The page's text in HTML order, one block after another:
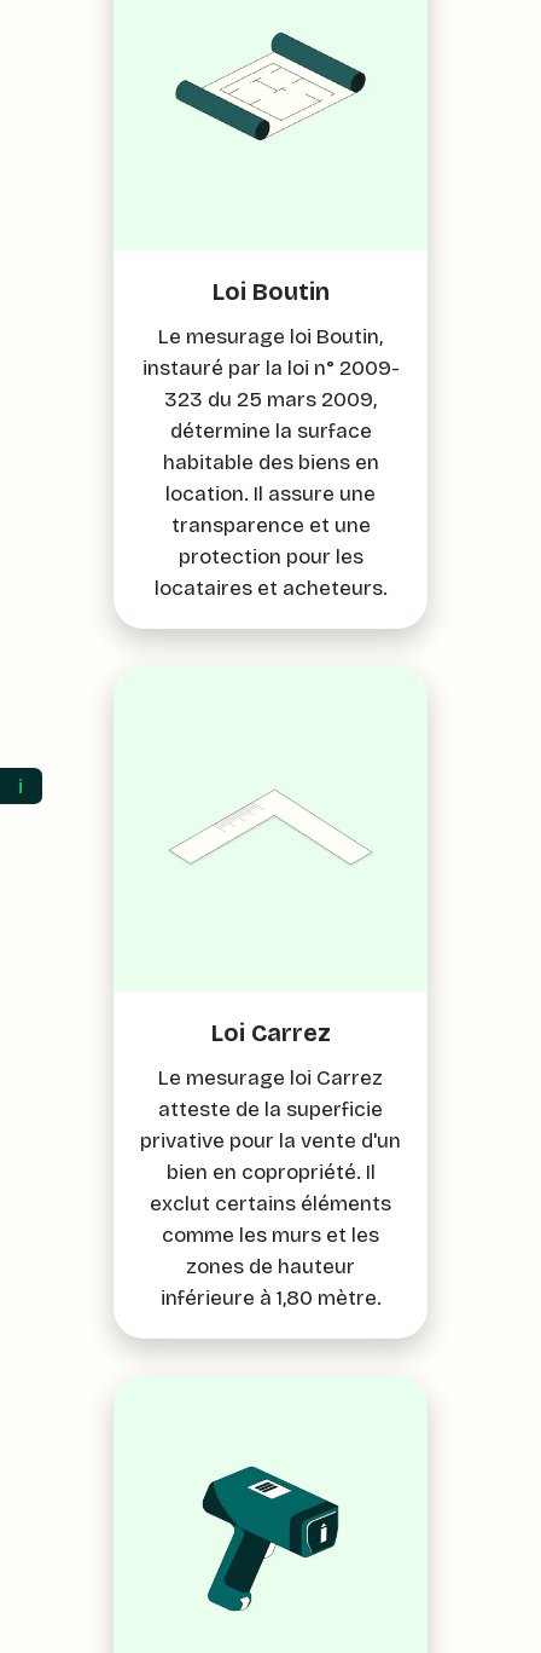
Loi Boutin
Le mesurage loi Boutin,
instauré par la loi n° 2009-
323 du 25 mars 2009,
détermine la surface
habitable des biens en
location. Il assure une
transparence et une
protection pour les
locataires et acheteurs.
Loi Carrez
Le mesurage loi Carrez
atteste de la superficie
privative pour la vente d'un
bien en copropriété. Il
exclut certains éléments
comme les murs et les
zones de hauteur
inférieure à 1,80 mètre.
ℹ️